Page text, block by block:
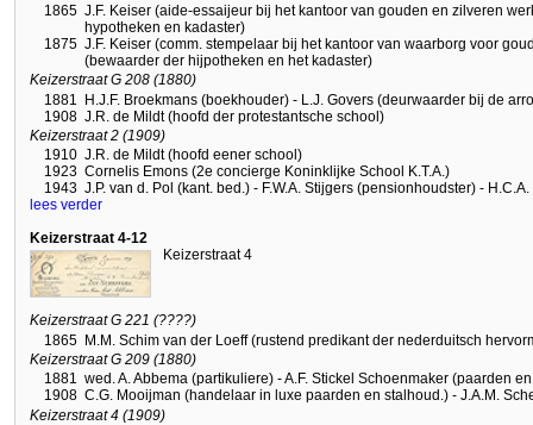
1865 J.F. Keiser (aide-essaijeur bij het kantoor van gouden en zilveren
hypotheken en kadaster)
1875 J.F. Keiser (comm. stempelaar bij het kantoor van waarborg voor
(bewaarder der hijpotheken en het kadaster)
Keizerstraat G 208 (1880)
1881
H.J.F. Broekmans (boekhouder) - L.J. Govers (deurwaarder bij de
1908 J.R. de Mildt (hoofd der protestantsche school)
Keizerstraat 2 (1909)
1910 J.R. de Mildt (hoofd eener school)
1923 Cornelis Emons (2e concierge Koninklijke School K.T.A.)
1943 J.P. van d. Pol (kant. bed.) - F.W.A. Stijgers (pensionhoudster) -
lees verder
Keizerstraat 4-12
Keizerstraat 4
Keizerstraat G 221 (????)
1865 M.M. Schim van der Loeff (rustend predikant der nederduitsch
Keizerstraat G 209 (1880)
1881 wed. A. Abbema (partikuliere) - A.F. Stickel Schoenmaker (paarden
1908 C.G. Mooijman (handelaar in luxe paarden en stalhoud.) - J.A.M.
Keizerstraat 4 (1909)